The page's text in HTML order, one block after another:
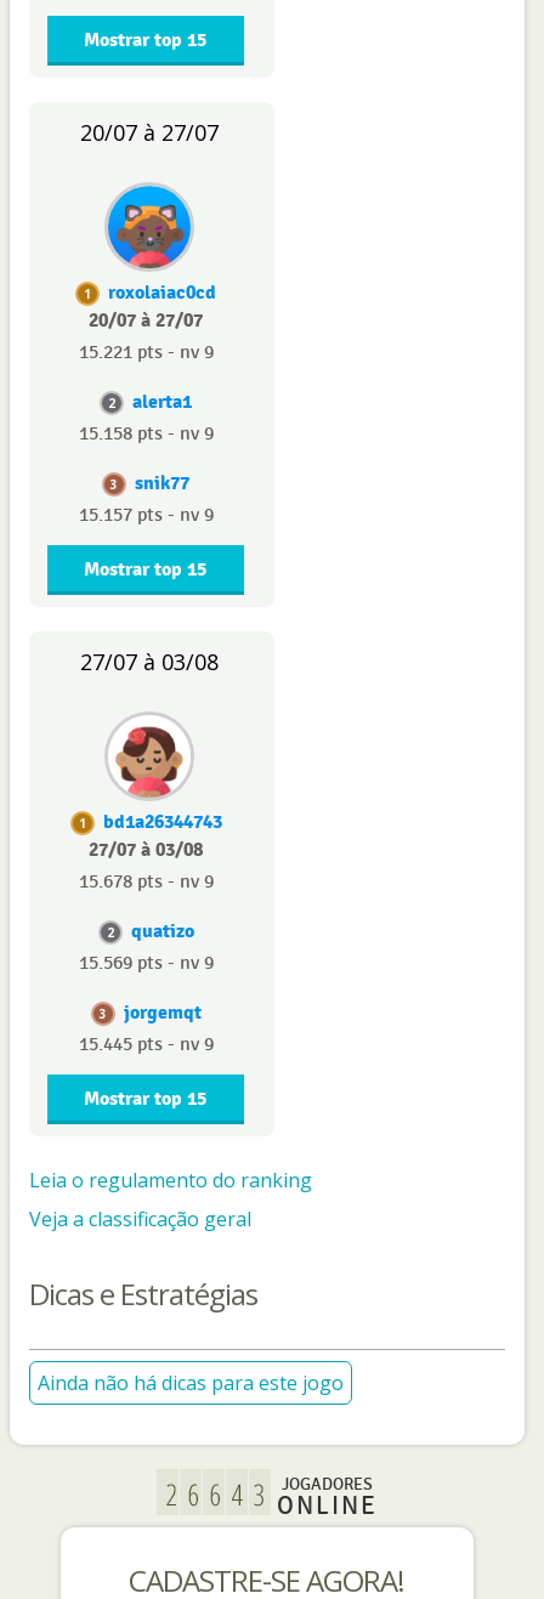
Mostrar top 15
20/07 à 27/07
1
roxolaiac0cd
20/07 à 27/07
15.221 pts - nv 9
2 alerta1
15.158 pts - nv 9
3 snik77
15.157 pts - nv 9
Mostrar top 15
27/07 à 03/08
1
bd1a26344743
27/07 à 03/08
15.678 pts - nv 9
2 quatizo
15.569 pts - nv 9
3 jorgemqt
15.445 pts - nv 9
Mostrar top 15
Leia o regulamento do ranking
Veja a classificação geral
Dicas e Estratégias
Ainda não há dicas para este jogo
JOGADORES
ONLINE
CADASTRE-SE AGORA!